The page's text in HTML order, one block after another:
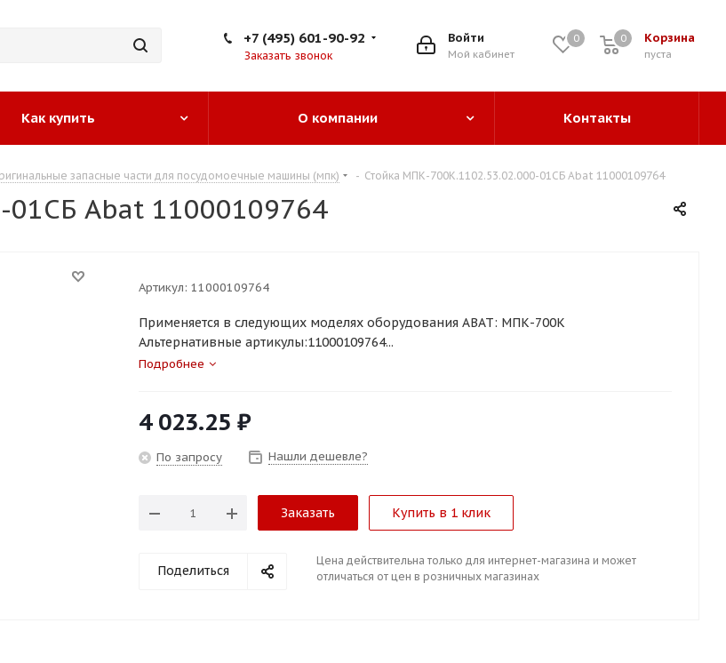
0 Корзина
0
пуста
0
Войти
Мой кабинет
+7 (495) 601-90-92
Заказать звонок
Как купить О компании Контакты
запасные части для посудомоечные машины (мпк) - Стойка МПК-700К.1102.53.02.000-01СБ Abat 11000109764
Abat 11000109764
Артикул: 11000109764
Применяется в следующих моделях оборудования ABAT: МПК-700К
Альтернативные артикулы:11000109764...
Подробнее
4 023.25 ₽
По запросу Нашли дешевле?
Заказать Купить в 1 клик
Поделиться
Цена действительна только для интернет-магазина и может
отличаться от цен в розничных магазинах